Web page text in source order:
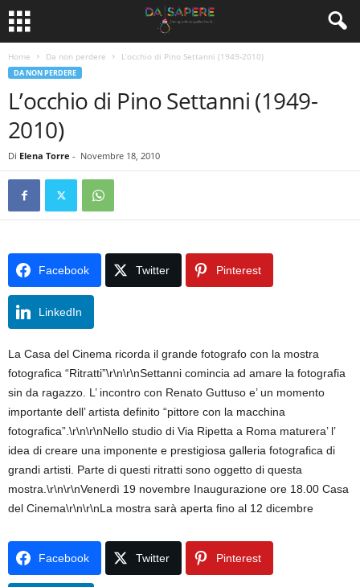
Home Da non perdere L’occhio di Pino Settanni (1949-2010)
DA NON PERDERE
L’occhio di Pino Settanni (1949-
2010)
Di Elena Torre - Novembre 18, 2010
Facebook Twitter Pinterest
LinkedIn
La Casa del Cinema ricorda il grande fotografo con la mostra
fotografica “Ritratti”\r\n\r\nSettanni comincia ad amare la fotografia
sin da ragazzo. L’ incontro con Renato Guttuso e’ un momento
importante dell’ artista definito “pittore con la macchina
fotografica”.\r\n\r\nNello studio di Via Ripetta a Roma maturera’ l’
idea di creare una imponente e prestigiosa galleria fotografica di
grandi artisti. Parte di questi ritratti sono oggetto di questa
mostra.\r\n\r\nVenerdì 19 novembre Inaugurazione ore 18.00 Casa
del Cinema\r\n\r\nLa mostra sarà aperta fino al 12 dicembre
Facebook Twitter Pinterest